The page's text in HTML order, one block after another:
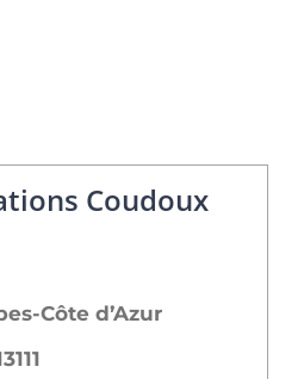
Coudoux
Côte d’Azur